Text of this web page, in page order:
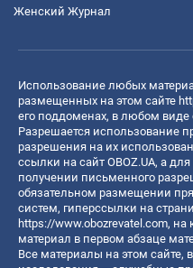
Женский Журнал
Использование любых
размещенных на этом сайте
его поддоменах, в любом виде
Разрешается использование
разрешения на их
ссылки на сайт OBOZ.UA, а
получении письменного
обязательном размещении
систем, гиперссылки на
https://www.obozrevatel.com, на
материал в первом абзаце
Все материалы на этом сайте,